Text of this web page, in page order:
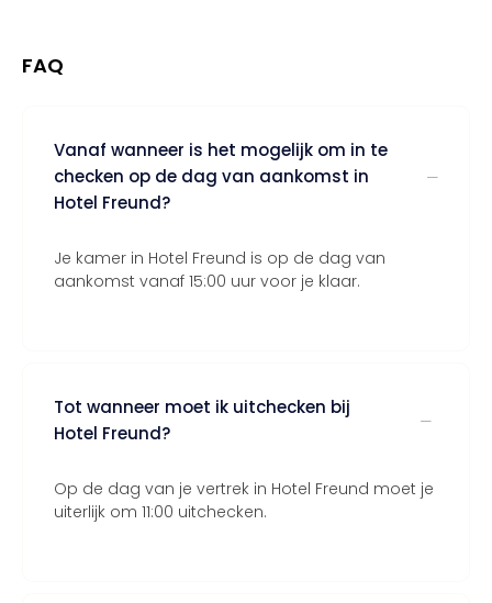
FAQ
Vanaf wanneer is het mogelijk om in te
checken op de dag van aankomst in
Hotel Freund?
Je kamer in Hotel Freund is op de dag van
aankomst vanaf 15:00 uur voor je klaar.
Tot wanneer moet ik uitchecken bij
Hotel Freund?
Op de dag van je vertrek in Hotel Freund moet je
uiterlijk om 11:00 uitchecken.